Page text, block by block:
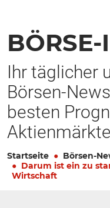
BÖRSE-
Ihr täglicher
Börsen-
besten
Aktienmärkte
Startseite Börsen-
Darum ist ein zu
Wirtschaft